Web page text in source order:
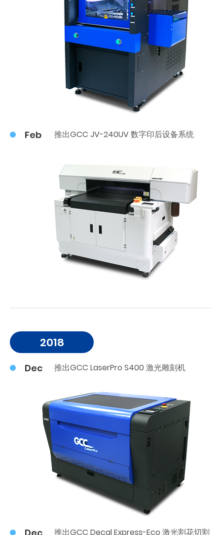
Feb 推出GCC JV-240UV 数字印后设备系统
2018
Dec 推出GCC LaserPro S400 激光雕刻机
推出GCC Decal Express-Eco 激光割花切割